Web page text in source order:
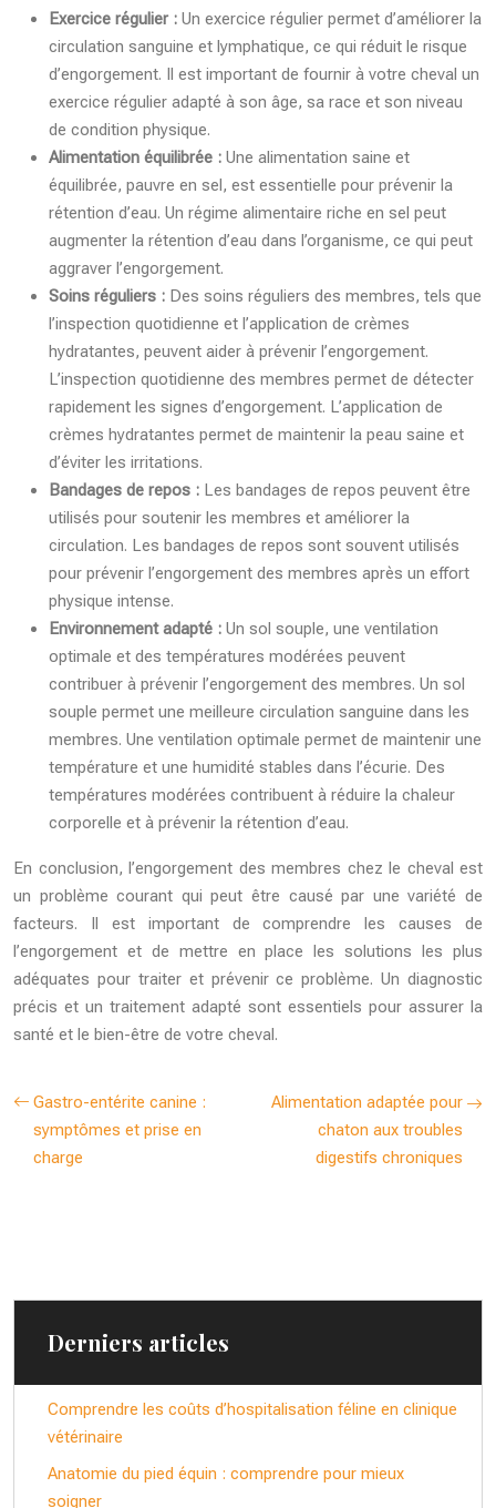
Exercice régulier : Un exercice régulier permet d’améliorer la
circulation sanguine et lymphatique, ce qui réduit le risque
d’engorgement. Il est important de fournir à votre cheval un
exercice régulier adapté à son âge, sa race et son niveau
de condition physique.
Alimentation équilibrée : Une alimentation saine et
équilibrée, pauvre en sel, est essentielle pour prévenir la
rétention d’eau. Un régime alimentaire riche en sel peut
augmenter la rétention d’eau dans l’organisme, ce qui peut
aggraver l’engorgement.
Soins réguliers : Des soins réguliers des membres, tels que
l’inspection quotidienne et l’application de crèmes
hydratantes, peuvent aider à prévenir l’engorgement.
L’inspection quotidienne des membres permet de détecter
rapidement les signes d’engorgement. L’application de
crèmes hydratantes permet de maintenir la peau saine et
d’éviter les irritations.
Bandages de repos : Les bandages de repos peuvent être
utilisés pour soutenir les membres et améliorer la
circulation. Les bandages de repos sont souvent utilisés
pour prévenir l’engorgement des membres après un effort
physique intense.
Environnement adapté : Un sol souple, une ventilation
optimale et des températures modérées peuvent
contribuer à prévenir l’engorgement des membres. Un sol
souple permet une meilleure circulation sanguine dans les
membres. Une ventilation optimale permet de maintenir une
température et une humidité stables dans l’écurie. Des
températures modérées contribuent à réduire la chaleur
corporelle et à prévenir la rétention d’eau.
En conclusion, l’engorgement des membres chez le cheval est
un problème courant qui peut être causé par une variété de
facteurs. Il est important de comprendre les causes de
l’engorgement et de mettre en place les solutions les plus
adéquates pour traiter et prévenir ce problème. Un diagnostic
précis et un traitement adapté sont essentiels pour assurer la
santé et le bien-être de votre cheval.
Gastro-entérite canine :
symptômes et prise en
charge
Alimentation adaptée pour
chaton aux troubles
digestifs chroniques
Derniers articles
Comprendre les coûts d’hospitalisation féline en clinique
vétérinaire
Anatomie du pied équin : comprendre pour mieux
soigner